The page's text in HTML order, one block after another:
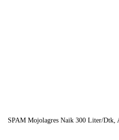
SPAM Mojolagres Naik 300 Liter/Dtk,